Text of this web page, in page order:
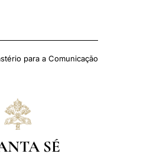
para a Comunicação
SÉ